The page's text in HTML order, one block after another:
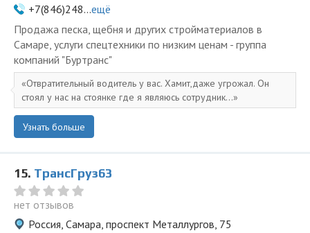
+7(846)248...ещё
Продажа песка, щебня и других стройматериалов в
Самаре, услуги спецтехники по низким ценам - группа
компаний "Буртранс"
Отвратительный водитель у вас. Хамит,даже угрожал. Он
стоял у нас на стоянке где я являюсь сотрудник...
Узнать больше
15. ТрансГруз63
нет отзывов
Россия, Самара, проспект Металлургов, 75